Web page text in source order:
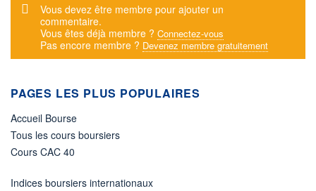
Message d'alerte
Vous devez être membre pour ajouter un
commentaire.
Vous êtes déjà membre ? Connectez-vous
Pas encore membre ? Devenez membre gratuitement
PAGES LES PLUS POPULAIRES
Accueil Bourse
Tous les cours boursiers
Cours CAC 40
Indices boursiers internationaux